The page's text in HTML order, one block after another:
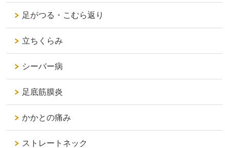
足がつる・こむら返り
立ちくらみ
シーバー病
足底筋膜炎
かかとの痛み
ストレートネック